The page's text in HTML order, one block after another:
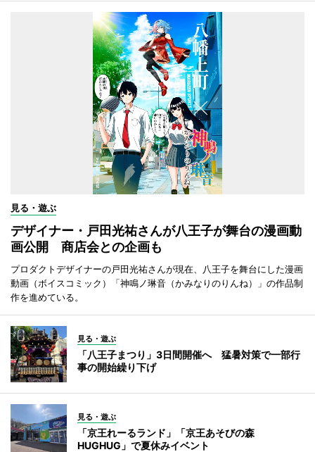
見る・遊ぶ
デザイナー・戸田光祐さんが八王子が舞台の漫画動
画公開 商店会との企画も
プロダクトデザイナーの戸田光祐さんが現在、八王子を舞台にした漫画
動画（ボイスコミック）「神鳴ノ琳音（かみなりのりんね）」の作品制
作を進めている。
見る・遊ぶ
「八王子まつり」3日間開催へ 猛暑対策で一部行
事の開始繰り下げ
見る・遊ぶ
「京王れーるランド」「京王あそびの森
HUGHUG」で夏休みイベント